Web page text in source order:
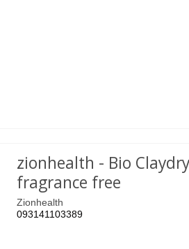
zionhealth - Bio
fragrance free
Zionhealth
093141103389